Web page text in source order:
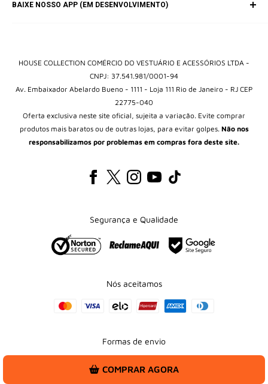
COMPRAR AGORA
Catálogo
Termos e Condições
BAIXE NOSSO APP (EM DESENVOLVIMENTO)
HOUSE COLLECTION COMÉRCIO DO VESTUÁRIO E ACESSÓRIOS LTDA -
CNPJ: 37.541.981/0001-94
Av. Embaixador Abelardo Bueno - 1111 - Loja 111 Rio de Janeiro - RJ CEP
22775-040
Oferta exclusiva neste site oficial, sujeita a variação. Evite comprar
produtos mais baratos ou de outras lojas, para evitar golpes. Não nos
responsabilizamos por problemas em compras fora deste site.
Segurança e Qualidade
Nós aceitamos
Formas de envio